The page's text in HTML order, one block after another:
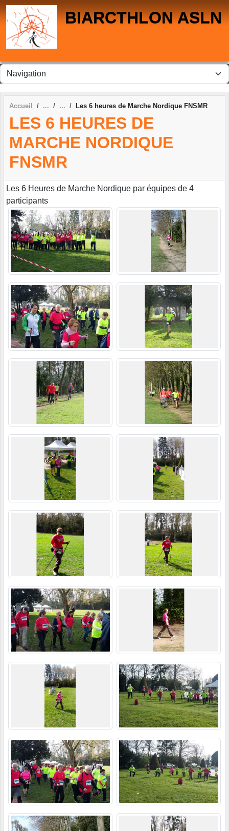
BIARCTHLON ASLN
Accueil Les 6 heures de Marche Nordique FNSMR
LES 6 HEURES DE
MARCHE NORDIQUE
FNSMR
Les 6 Heures de Marche Nordique par équipes de 4
participants
Panneau de gestion des cookies